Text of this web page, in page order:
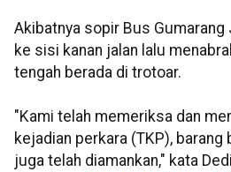
Akibatnya sopir Bus
ke sisi kanan jalan lalu
tengah berada di trotoar.
"Kami telah memeriksa dan
kejadian perkara (TKP),
juga telah diamankan," kata